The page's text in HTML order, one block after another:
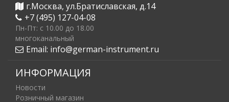
г.Москва, ул.Братиславская, д.14
+7 (495) 127-04-08
Пн-Пт: c 10.00 до 18.00
многоканальный
Email: info@german-instrument.ru
ИНФОРМАЦИЯ
Новости
Розничный магазин